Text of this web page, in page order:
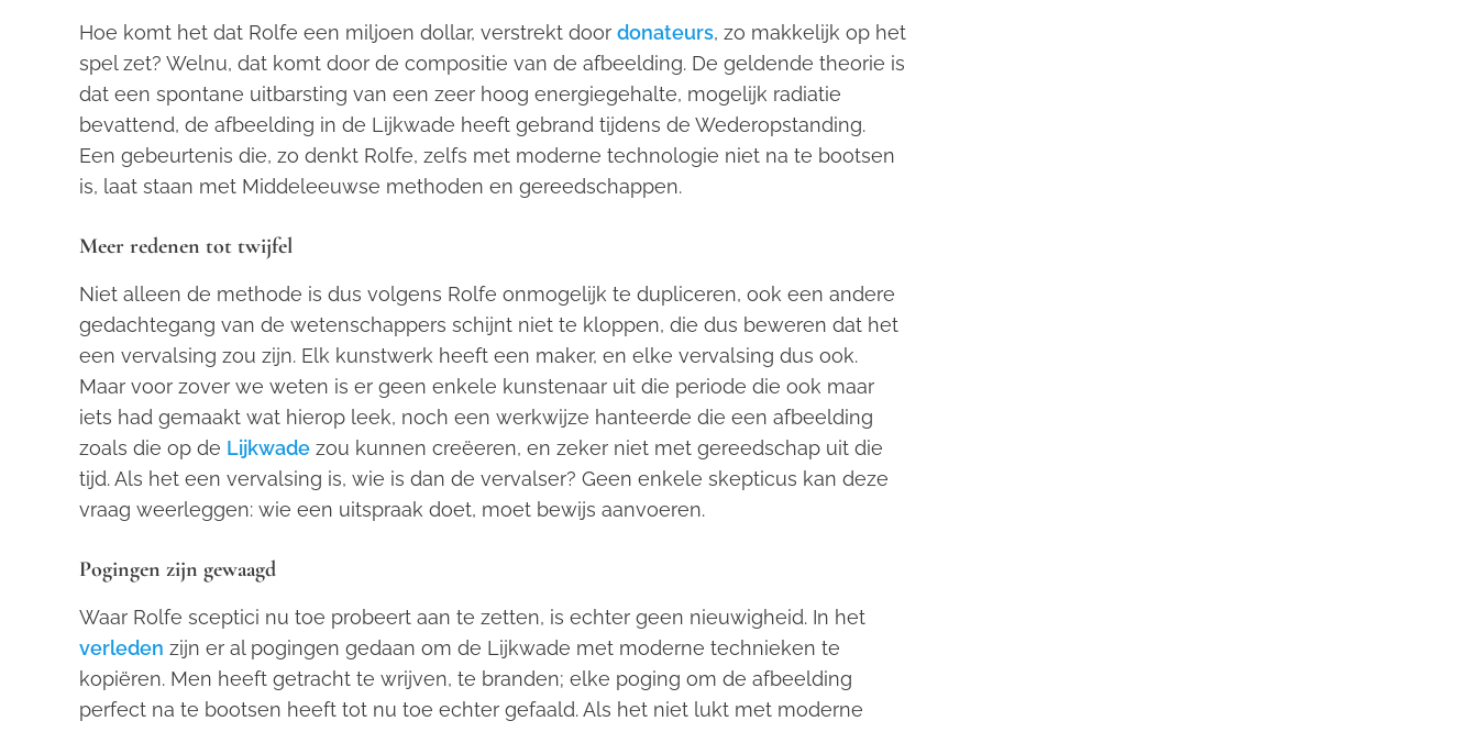
Hoe komt het dat Rolfe een miljoen dollar, verstrekt door donateurs, zo makkelijk op het
spel zet? Welnu, dat komt door de compositie van de afbeelding. De geldende theorie is
dat een spontane uitbarsting van een zeer hoog energiegehalte, mogelijk radiatie
bevattend, de afbeelding in de Lijkwade heeft gebrand tijdens de Wederopstanding.
Een gebeurtenis die, zo denkt Rolfe, zelfs met moderne technologie niet na te bootsen
is, laat staan met Middeleeuwse methoden en gereedschappen.
Meer redenen tot twijfel
Niet alleen de methode is dus volgens Rolfe onmogelijk te dupliceren, ook een andere
gedachtegang van de wetenschappers schijnt niet te kloppen, die dus beweren dat het
een vervalsing zou zijn. Elk kunstwerk heeft een maker, en elke vervalsing dus ook.
Maar voor zover we weten is er geen enkele kunstenaar uit die periode die ook maar
iets had gemaakt wat hierop leek, noch een werkwijze hanteerde die een afbeelding
zoals die op de Lijkwade zou kunnen creëeren, en zeker niet met gereedschap uit die
tijd. Als het een vervalsing is, wie is dan de vervalser? Geen enkele skepticus kan deze
vraag weerleggen: wie een uitspraak doet, moet bewijs aanvoeren.
Pogingen zijn gewaagd
Waar Rolfe sceptici nu toe probeert aan te zetten, is echter geen nieuwigheid. In het
verleden zijn er al pogingen gedaan om de Lijkwade met moderne technieken te
kopiëren. Men heeft getracht te wrijven, te branden; elke poging om de afbeelding
perfect na te bootsen heeft tot nu toe echter gefaald. Als het niet lukt met moderne